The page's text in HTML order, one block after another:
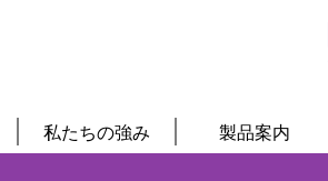
私たちの強み 製品案内